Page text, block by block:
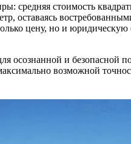
средняя стоимость
оставаясь
цену, но и
осознанной и
возможной